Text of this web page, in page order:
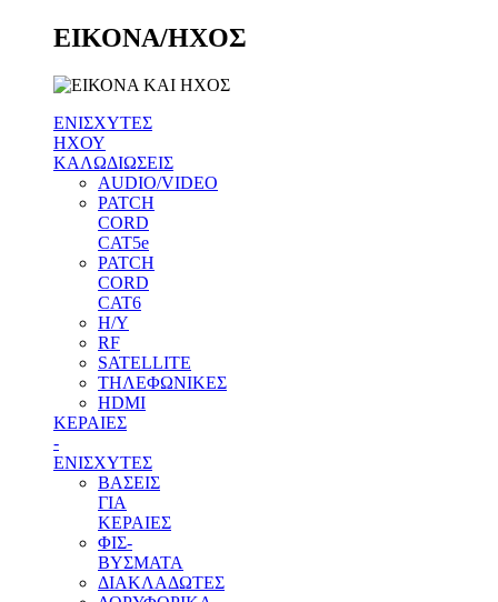
ΕΙΚΟΝΑ/ΗΧΟΣ
ΕΝΙΣΧΥΤΕΣ
ΗΧΟΥ
ΚΑΛΩΔΙΩΣΕΙΣ
AUDIO/VIDEO
PATCH
CORD
CAT5e
PATCH
CORD
CAT6
H/Y
RF
SATELLITE
ΤΗΛΕΦΩΝΙΚΕΣ
HDMI
ΚΕΡΑΙΕΣ
-
ENΙΣΧΥΤΕΣ
ΒΑΣΕΙΣ
ΓΙΑ
ΚΕΡΑΙΕΣ
ΦΙΣ-
ΒΥΣΜΑΤΑ
ΔΙΑΚΛΑΔΩΤΕΣ